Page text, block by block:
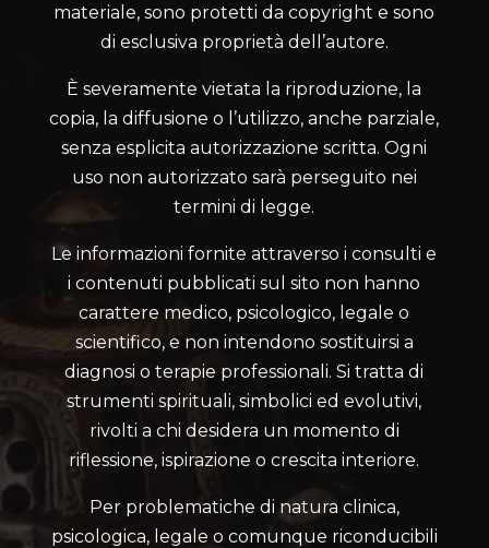
materiale, sono protetti da copyright e sono
di esclusiva proprietà dell’autore.
È severamente vietata la riproduzione, la
copia, la diffusione o l’utilizzo, anche parziale,
senza esplicita autorizzazione scritta. Ogni
uso non autorizzato sarà perseguito nei
termini di legge.
Le informazioni fornite attraverso i consulti e
i contenuti pubblicati sul sito non hanno
carattere medico, psicologico, legale o
scientifico, e non intendono sostituirsi a
diagnosi o terapie professionali. Si tratta di
strumenti spirituali, simbolici ed evolutivi,
rivolti a chi desidera un momento di
riflessione, ispirazione o crescita interiore.
Per problematiche di natura clinica,
psicologica, legale o comunque riconducibili